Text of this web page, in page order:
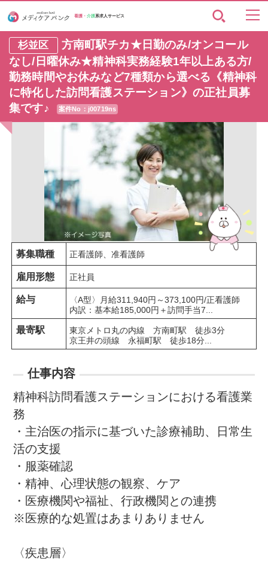
看護・介護系求人サービス
杉並区
方南町駅チカ★日勤のみ/オンコール
なし/日曜休み★精神科実務経験1年以上ある方/
勤務時間やお休みなど7種類から選べる《精神科
に特化した訪問看護ステーション》の正社員募
集です♪
案件No：j00719ns
募集職種 正看護師、准看護師
雇用形態 正社員
給与
〈A型〉月給311,940円～373,100円/正看護師
内訳：基本給185,000円＋訪問手当7...
最寄駅
東京メトロ丸の内線　方南町駅　徒歩3分
京王井の頭線　永福町駅　徒歩18分...
仕事内容
精神科訪問看護ステーションにおける看護業
務
・主治医の指示に基づいた診療補助、日常生
活の支援
・服薬確認
・精神、心理状態の観察、ケア
・医療機関や福祉、行政機関との連携
※医療的な処置はあまりありません
〈疾患層〉